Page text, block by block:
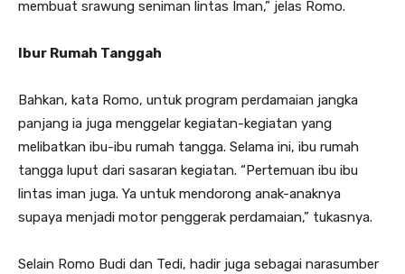
membuat srawung seniman lintas Iman,” jelas Romo.
Ibur Rumah Tanggah
Bahkan, kata Romo, untuk program perdamaian jangka
panjang ia juga menggelar kegiatan-kegiatan yang
melibatkan ibu-ibu rumah tangga. Selama ini, ibu rumah
tangga luput dari sasaran kegiatan. “Pertemuan ibu ibu
lintas iman juga. Ya untuk mendorong anak-anaknya
supaya menjadi motor penggerak perdamaian,” tukasnya.
Selain Romo Budi dan Tedi, hadir juga sebagai narasumber